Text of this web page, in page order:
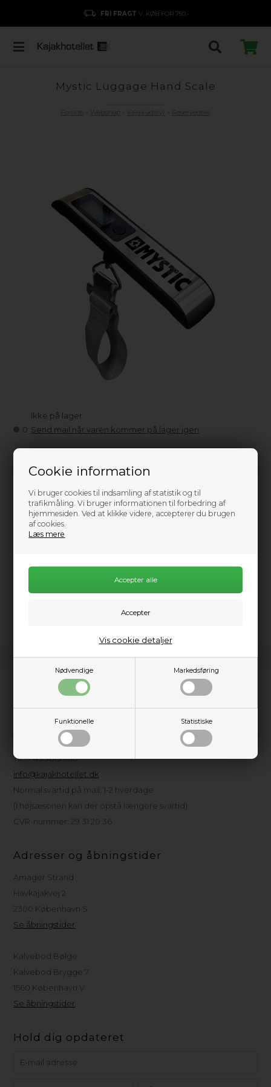
Cookie information
Vi bruger cookies til indsamling af statistik og til
trafikmåling. Vi bruger informationen til forbedring af
hjemmesiden. Ved at klikke videre, accepterer du brugen
af cookies.
Læs mere
Nødvendige Markedsføring
Funktionelle Statistiske
Vis cookie detaljer
FRI FRAGT V. KØB FOR 750,-
Mystic Luggage Hand Scale
0
Ikke på lager
Send mail når varen kommer på lager igen
149,00
Information
Mystic hånd bagagevægt. Den er nem at have med, når du
skal ud at rejse, så du kan veje det board og andet udstyr, så
du ikke behøver at betale for overvægt i flyet. Kan veje
Kundeservice
Kajakhotellet ApS
Amager Strandpark, Havkajakvej 2
2300 København S
Tlf.: + 45 3615 1610
info@kajakhotellet.dk
Normal svartid på mail: 1-2 hverdage
(I højsæsonen kan der opstå længere svartid)
CVR-nummer: 29 31 20 36
Adresser og åbningstider
Amager Strand
Havkajakvej 2
2300 København S
Se åbningstider
Kalvebod Bølge
Kalvebod Brygge 7
1560 København V
Se åbningstider
Hold dig opdateret